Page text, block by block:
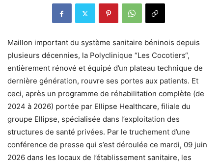
Maillon important du système sanitaire béninois depuis
plusieurs décennies, la Polyclinique “Les Cocotiers“,
entièrement rénové et équipé d’un plateau technique de
dernière génération, rouvre ses portes aux patients. Et
ceci, après un programme de réhabilitation complète (de
2024 à 2026) portée par Ellipse Healthcare, filiale du
groupe Ellipse, spécialisée dans l’exploitation des
structures de santé privées. Par le truchement d’une
conférence de presse qui s’est déroulée ce mardi, 09 juin
2026 dans les locaux de l’établissement sanitaire, les